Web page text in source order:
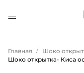
Главная / Шоко